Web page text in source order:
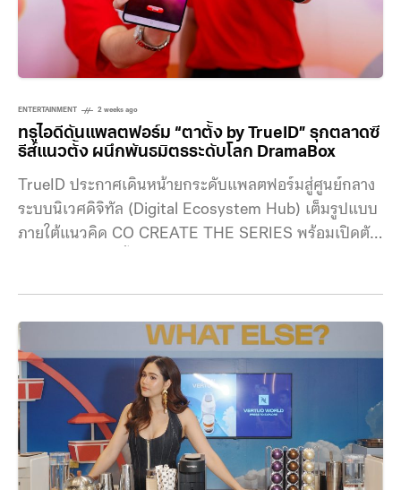
ENTERTAINMENT 2 weeks ago
ทรูไอดีดันแพลตฟอร์ม “ตาตั้ง by TrueID” รุกตลาดซี
รีส์แนวตั้ง ผนึกพันธมิตรระดับโลก DramaBox
TrueID ประกาศเดินหน้ายกระดับแพลตฟอร์มสู่ศูนย์กลาง
ระบบนิเวศดิจิทัล (Digital Ecosystem Hub) เต็มรูปแบบ
ภายใต้แนวคิด CO CREATE THE SERIES พร้อมเปิดตัว
DramaBox นำร่องเสิร์ฟคอนเทนต์กว่า 40,000 ตอน
พร้อมผลักดันครีเอเตอร์ไทยสู่เวทีโลก คุณวินทร์รดิศ
กลศาสตร์เสนี กรรมการผู้จัดการ ทรู ไอดี